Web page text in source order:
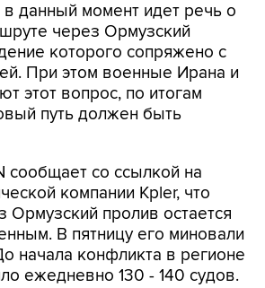
в данный момент идет речь о
через Ормузский
которого сопряжено с
При этом военные Ирана и
этот вопрос, по итогам
путь должен быть
сообщает со ссылкой на
компании Kpler, что
Ормузский пролив остается
В пятницу его миновали
начала конфликта в регионе
ежедневно 130 - 140 судов.